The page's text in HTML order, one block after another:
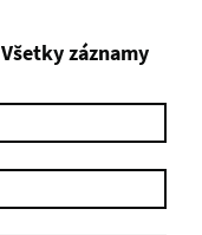
Všetky záznamy